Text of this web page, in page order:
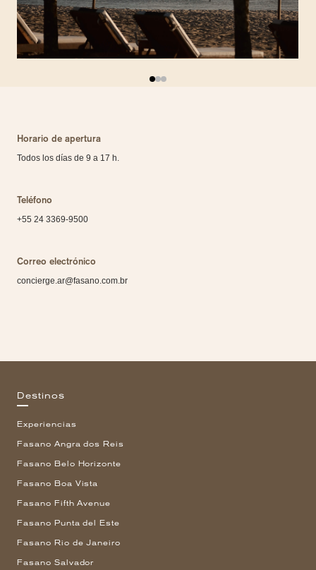
Horario de apertura
Todos los días de 9 a 17 h.
Teléfono
+55 24 3369-9500
Correo electrónico
concierge.ar@fasano.com.br
Destinos
Experiencias
Fasano Angra dos Reis
Fasano Belo Horizonte
Fasano Boa Vista
Fasano Fifth Avenue
Fasano Punta del Este
Fasano Rio de Janeiro
Fasano Salvador